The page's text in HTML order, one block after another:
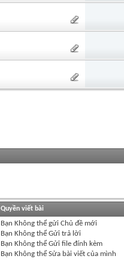
Quyền viết bài
Bạn Không thểgửi Chủ đề mới
Bạn Không thểGửi trả lời
Bạn Không thểGửi file đính kèm
Bạn Không thểSửa bài viết của mình